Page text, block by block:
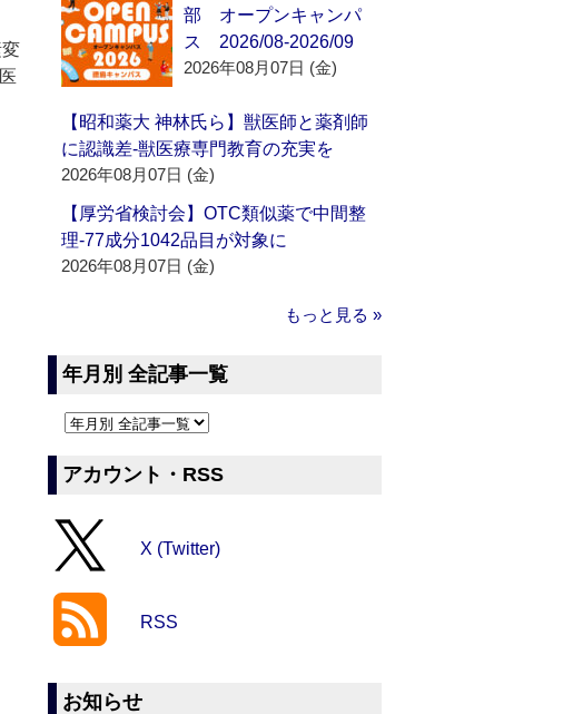
部 オープンキャンパ
ス 2026/08-2026/09
2026年08月07日 (金)
【昭和薬大 神林氏ら】獣医師と薬剤師
に認識差‐獣医療専門教育の充実を
2026年08月07日 (金)
【厚労省検討会】OTC類似薬で中間整
理‐77成分1042品目が対象に
2026年08月07日 (金)
もっと見る »
年月別 全記事一覧
アカウント・RSS
X (Twitter)
RSS
お知らせ